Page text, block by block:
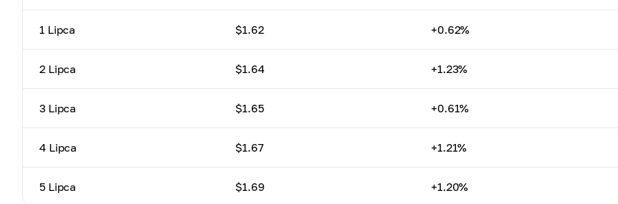
1 Lipca $1.62 +0.62%
2 Lipca $1.64 +1.23%
3 Lipca $1.65 +0.61%
4 Lipca $1.67 +1.21%
5 Lipca $1.69 +1.20%